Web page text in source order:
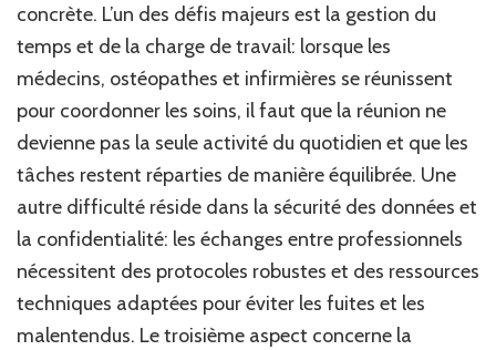
concrète. L’un des défis majeurs est la gestion du
temps et de la charge de travail: lorsque les
médecins, ostéopathes et infirmières se réunissent
pour coordonner les soins, il faut que la réunion ne
devienne pas la seule activité du quotidien et que les
tâches restent réparties de manière équilibrée. Une
autre difficulté réside dans la sécurité des données et
la confidentialité: les échanges entre professionnels
nécessitent des protocoles robustes et des ressources
techniques adaptées pour éviter les fuites et les
malentendus. Le troisième aspect concerne la